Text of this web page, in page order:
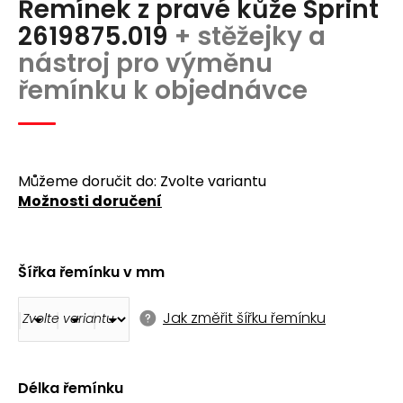
produktu
je
0,0
z
5
hvězdiček.
Řemínek z pravé kůže Sprint
2619875.019 + stěžejky a
nástroj pro výměnu
řemínku k objednávce
Délka řemínku
Šířka řemínku v mm
Jak změřit šířku řemínku
Můžeme doručit do: Zvolte variantu
Možnosti doručení
a
j
í
t
?
D
o
p
o
u